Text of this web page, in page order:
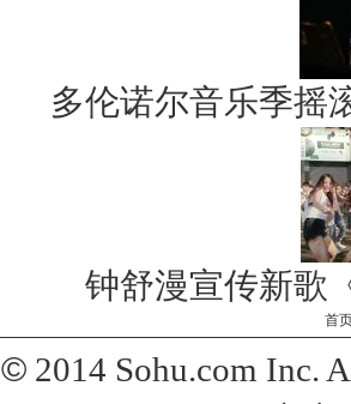
多伦诺尔音乐季摇
钟舒漫宣传新歌
首
©2014 Sohu.com Inc.